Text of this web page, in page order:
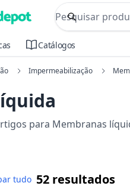
commerce
Procurar
Catálogos
Impermeabilização
para Membranas
tudo 52 resultados